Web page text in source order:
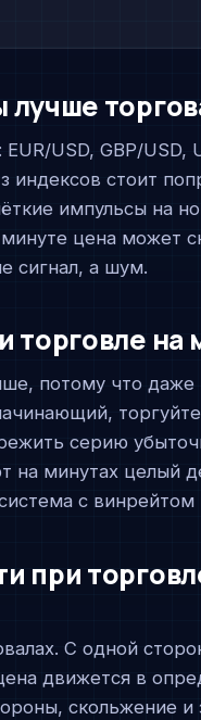
USD, GBP/USD,
стоит
импульсы на
цена может
сигнал, а шум.
торговле на
потому что
серию
на минутах целый
с
при
С одной
движется в
скольжение и